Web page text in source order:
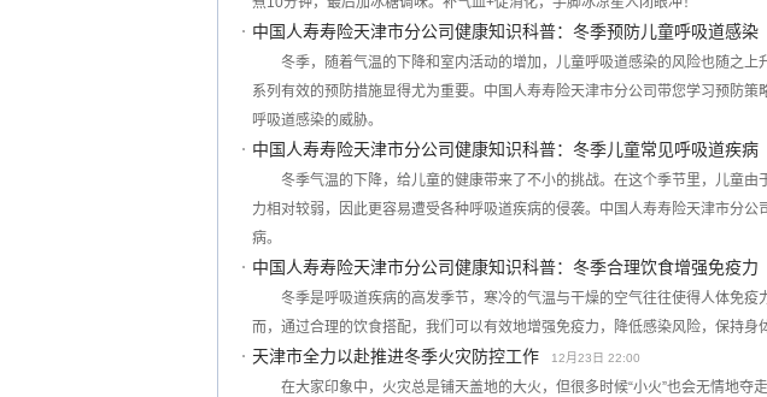
中国人寿寿险天津市分公司健康知识科普：冬季预防儿童呼吸道感染
冬季，随着气温的下降和室内活动的增加，儿童呼吸道感染的风险也随之上
系列有效的预防措施显得尤为重要。中国人寿寿险天津市分公司带您学习预防策
呼吸道感染的威胁。
中国人寿寿险天津市分公司健康知识科普：冬季儿童常见呼吸道疾病
冬季气温的下降，给儿童的健康带来了不小的挑战。在这个季节里，儿童由
力相对较弱，因此更容易遭受各种呼吸道疾病的侵袭。中国人寿寿险天津市分公
病。
中国人寿寿险天津市分公司健康知识科普：冬季合理饮食增强免疫力
冬季是呼吸道疾病的高发季节，寒冷的气温与干燥的空气往往使得人体免疫
而，通过合理的饮食搭配，我们可以有效地增强免疫力，降低感染风险，保持身
天津市全力以赴推进冬季火灾防控工作 12月23日 22:00
在大家印象中，火灾总是铺天盖地的大火，但很多时候“小火”也会无情地夺